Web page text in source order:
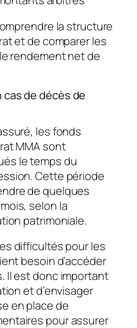
la structure
et de comparer les
rendement net de
de décès de
les fonds
MMA sont
le temps du
Cette période
de quelques
selon la
patrimoniale.
difficultés pour les
besoin d’accéder
Il est donc important
et d’envisager
en place de
pour assurer